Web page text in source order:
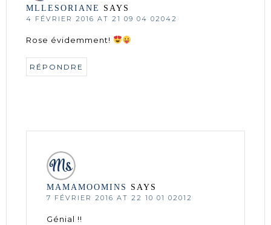
MLLESORIANE SAYS
4 FÉVRIER 2016 AT 21 09 04 02042
Rose évidemment!
RÉPONDRE
MAMAMOOMINS SAYS
7 FÉVRIER 2016 AT 22 10 01 02012
Génial !!